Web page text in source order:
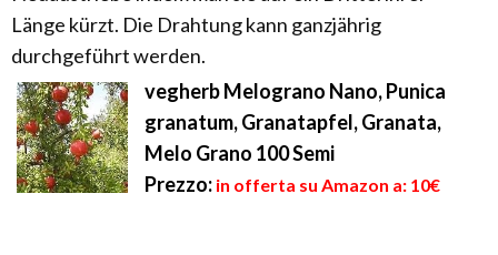
Länge kürzt. Die Drahtung kann ganzjährig
durchgeführt werden.
vegherb Melograno Nano, Punica
granatum, Granatapfel, Granata,
Melo Grano 100 Semi
Prezzo: in offerta su Amazon a: 10€